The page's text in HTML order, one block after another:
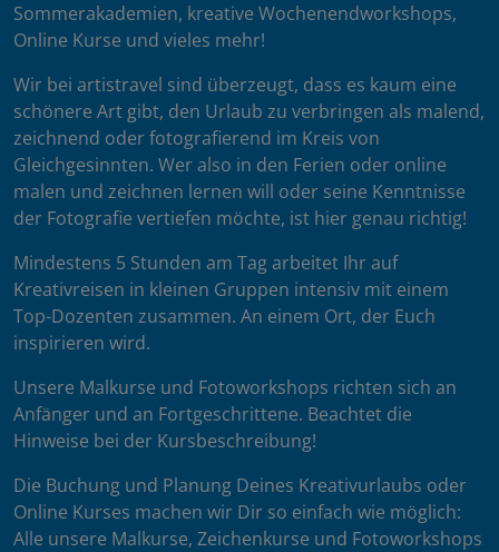
Sommerakademien, kreative Wochenendworkshops,
Online Kurse und vieles mehr!
Wir bei artistravel sind überzeugt, dass es kaum eine
schönere Art gibt, den Urlaub zu verbringen als malend,
zeichnend oder fotografierend im Kreis von
Gleichgesinnten. Wer also in den Ferien oder online
malen und zeichnen lernen will oder seine Kenntnisse
der Fotografie vertiefen möchte, ist hier genau richtig!
Mindestens 5 Stunden am Tag arbeitet Ihr auf
Kreativreisen in kleinen Gruppen intensiv mit einem
Top-Dozenten zusammen. An einem Ort, der Euch
inspirieren wird.
Unsere Malkurse und Fotoworkshops richten sich an
Anfänger und an Fortgeschrittene. Beachtet die
Hinweise bei der Kursbeschreibung!
Die Buchung und Planung Deines Kreativurlaubs oder
Online Kurses machen wir Dir so einfach wie möglich:
Alle unsere Malkurse, Zeichenkurse und Fotoworkshops